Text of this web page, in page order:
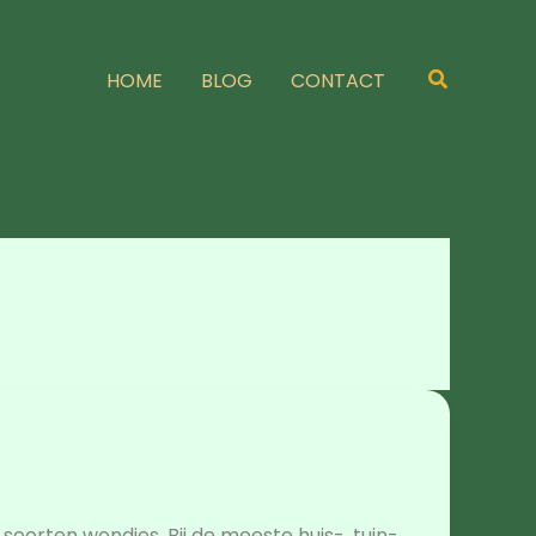
HOME BLOG CONTACT Zoeken